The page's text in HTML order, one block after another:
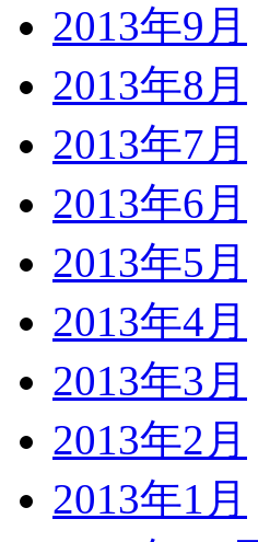
2013年9月
2013年8月
2013年7月
2013年6月
2013年5月
2013年4月
2013年3月
2013年2月
2013年1月